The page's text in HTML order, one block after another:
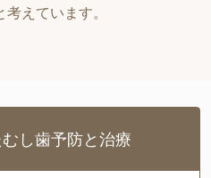
えています。
し歯予防と治療